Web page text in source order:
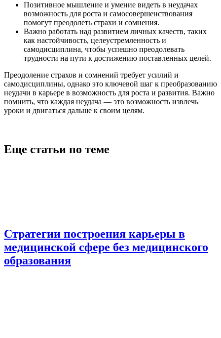
Позитивное мышление и умение видеть в неудачах
возможность для роста и самосовершенствования
помогут преодолеть страхи и сомнения.
Важно работать над развитием личных качеств, таких
как настойчивость, целеустремленность и
самодисциплина, чтобы успешно преодолевать
трудности на пути к достижению поставленных целей.
Преодоление страхов и сомнений требует усилий и
самодисциплины, однако это ключевой шаг к преобразованию
неудачи в карьере в возможность для роста и развития. Важно
помнить, что каждая неудача — это возможность извлечь
уроки и двигаться дальше к своим целям.
Еще статьи по теме
Стратегии построения карьеры в
медицинской сфере без медицинского
образования